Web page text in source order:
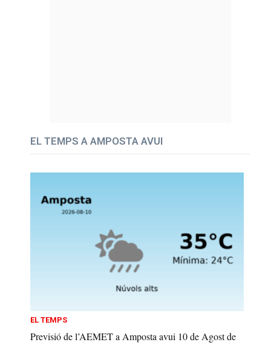
EL TEMPS A AMPOSTA AVUI
EL TEMPS
Previsió de l’AEMET a Amposta avui 10 de Agost de